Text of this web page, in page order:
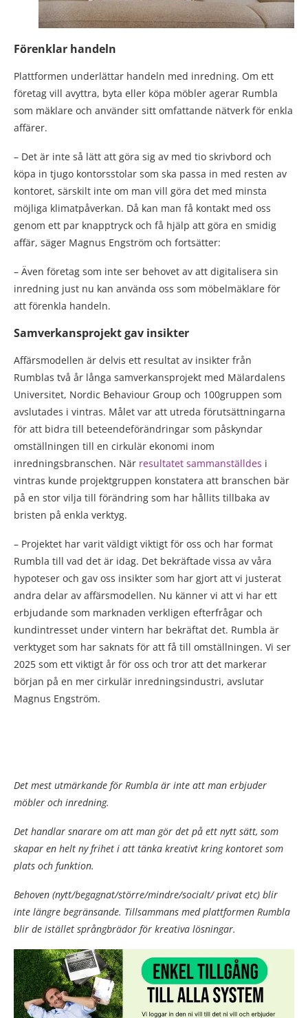
Förenklar handeln
Plattformen underlättar handeln med inredning. Om ett
företag vill avyttra, byta eller köpa möbler agerar Rumbla
som mäklare och använder sitt omfattande nätverk för enkla
affärer.
– Det är inte så lätt att göra sig av med tio skrivbord och
köpa in tjugo kontorsstolar som ska passa in med resten av
kontoret, särskilt inte om man vill göra det med minsta
möjliga klimatpåverkan. Då kan man få kontakt med oss
genom ett par knapptryck och få hjälp att göra en smidig
affär, säger Magnus Engström och fortsätter:
– Även företag som inte ser behovet av att digitalisera sin
inredning just nu kan använda oss som möbelmäklare för
att förenkla handeln.
Samverkansprojekt gav insikter
Affärsmodellen är delvis ett resultat av insikter från
Rumblas två år långa samverkansprojekt med Mälardalens
Universitet, Nordic Behaviour Group och 100gruppen som
avslutades i vintras. Målet var att utreda förutsättningarna
för att bidra till beteendeförändringar som påskyndar
omställningen till en cirkulär ekonomi inom
inredningsbranschen. När resultatet sammanställdes i
vintras kunde projektgruppen konstatera att branschen bär
på en stor vilja till förändring som har hållits tillbaka av
bristen på enkla verktyg.
– Projektet har varit väldigt viktigt för oss och har format
Rumbla till vad det är idag. Det bekräftade vissa av våra
hypoteser och gav oss insikter som har gjort att vi justerat
andra delar av affärsmodellen. Nu känner vi att vi har ett
erbjudande som marknaden verkligen efterfrågar och
kundintresset under vintern har bekräftat det. Rumbla är
verktyget som har saknats för att få till omställningen. Vi ser
2025 som ett viktigt år för oss och tror att det markerar
början på en mer cirkulär inredningsindustri, avslutar
Magnus Engström.
Det mest utmärkande för Rumbla är inte att man erbjuder
möbler och inredning.
Det handlar snarare om att man gör det på ett nytt sätt, som
skapar en helt ny frihet i att tänka kreativt kring kontoret som
plats och funktion.
Behoven (nytt/begagnat/större/mindre/socialt/ privat etc) blir
inte längre begränsande. Tillsammans med plattformen Rumbla
blir de istället språngbrädor för kreativa lösningar.